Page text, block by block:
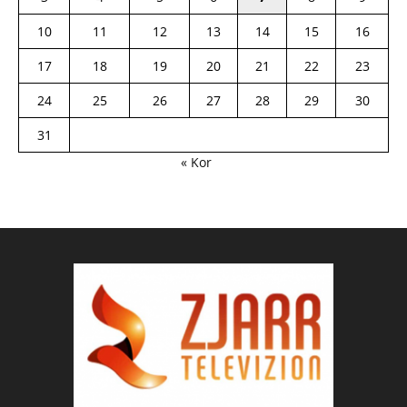
10
11 12 13 14 15
16
17
18 19 20 21 22
23
24
25 26 27 28 29
30
31
« Kor